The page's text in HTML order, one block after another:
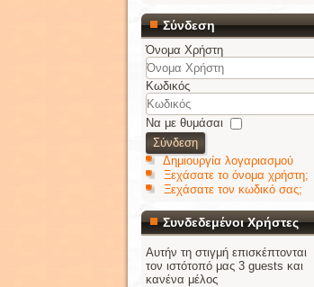
Σύνδεση
Όνομα Χρήστη
Κωδικός
Να με θυμάσαι
Σύνδεση
Δημιουργία λογαριασμού
Ξεχάσατε το όνομα χρήστη;
Ξεχάσατε τον κωδικό σας;
Συνδεδεμένοι Χρήστες
Αυτήν τη στιγμή επισκέπτονται
τον ιστότοπό μας 3 guests και
κανένα μέλος